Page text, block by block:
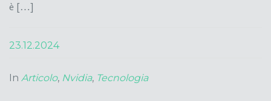
è […]
23.12.2024
In Articolo, Nvidia, Tecnologia